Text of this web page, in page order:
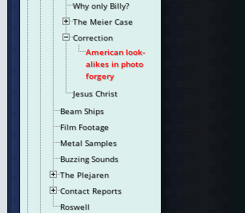
Why only Billy?
The Meier Case
Correction
American look-
alikes in photo
forgery
Jesus Christ
Beam Ships
Film Footage
Metal Samples
Buzzing Sounds
The Plejaren
Contact Reports
Roswell